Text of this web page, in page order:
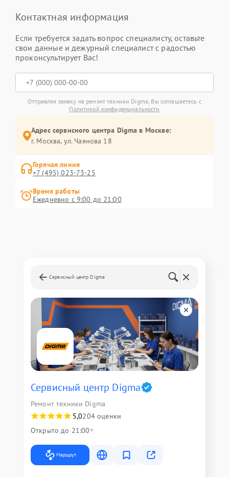
Контактная информация
Если требуется задать вопрос специалисту, оставьте
свои данные и дежурный специалист с радостью
проконсультирует Вас!
Отправляя заявку на ремонт техники Digma, Вы соглашаетесь с
Политикой конфиденциальности
Адрес сервисного центра Digma в Москве:
г. Москва, ул. Чаянова 18
Горячая линия
+7 (495) 023-73-25
Время работы
Ежедневно с 9:00 до 21:00
Сервисный центр Digma
Сервисный центр Digma
Ремонт техники Digma
5,0204 оценки
Открыто до 21:00
Маршрут